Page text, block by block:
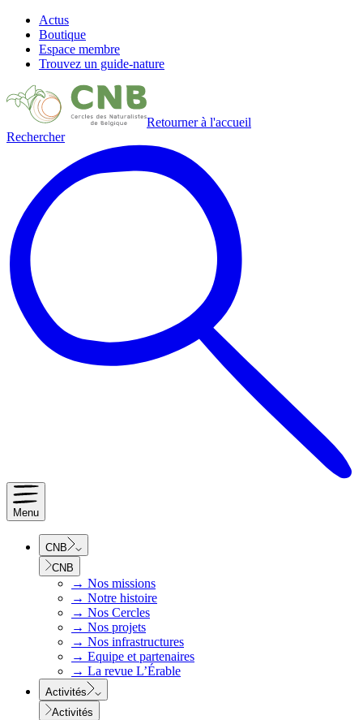
Actus
Boutique
Espace membre
Trouvez un guide-nature
Retourner à l'accueil
Rechercher
Menu
CNB
CNB
→ Nos missions
→ Notre histoire
→ Nos Cercles
→ Nos projets
→ Nos infrastructures
→ Equipe et partenaires
→ La revue L’Érable
Activités
Activités